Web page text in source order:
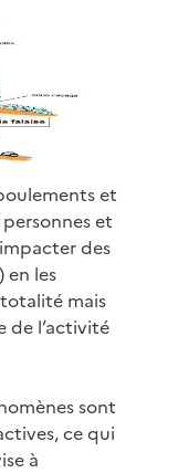
et
et
des
en les
mais
de l’activité
sont
ce qui
à